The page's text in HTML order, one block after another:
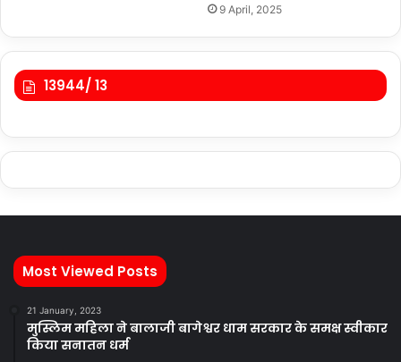
9 April, 2025
13944/ 13
Most Viewed Posts
21 January, 2023
मुस्लिम महिला ने बालाजी बागेश्वर धाम सरकार के समक्ष स्वीकार
किया सनातन धर्म